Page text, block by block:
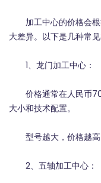
加工中心的价格会根
大差异。以下是几种常
1、龙门加工中心：
价格通常在人民币70
大小和技术配置。
型号越大，价格越高
2、五轴加工中心：